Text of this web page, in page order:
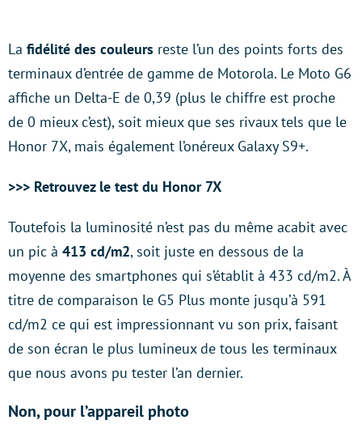
La fidélité des couleurs reste l’un des points forts des
terminaux d’entrée de gamme de Motorola. Le Moto G6
affiche un Delta-E de 0,39 (plus le chiffre est proche
de 0 mieux c’est), soit mieux que ses rivaux tels que le
Honor 7X, mais également l’onéreux Galaxy S9+.
>>> Retrouvez le test du Honor 7X
Toutefois la luminosité n’est pas du même acabit avec
un pic à 413 cd/m2, soit juste en dessous de la
moyenne des smartphones qui s’établit à 433 cd/m2. À
titre de comparaison le G5 Plus monte jusqu’à 591
cd/m2 ce qui est impressionnant vu son prix, faisant
de son écran le plus lumineux de tous les terminaux
que nous avons pu tester l’an dernier.
Non, pour l’appareil photo